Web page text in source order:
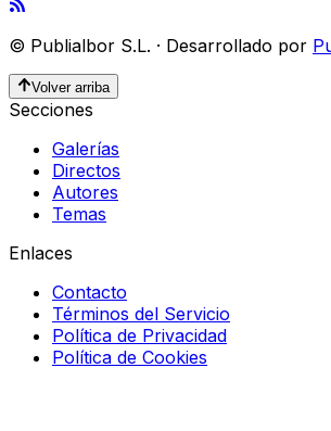
© Publialbor S.L. · Desarrollado por
Volver arriba
Secciones
Galerías
Directos
Autores
Temas
Enlaces
Contacto
Términos del Servicio
Política de Privacidad
Política de Cookies